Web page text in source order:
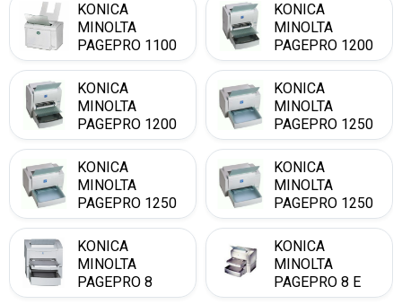
KONICA
MINOLTA
PAGEPRO 1100
L
KONICA
MINOLTA
PAGEPRO 1200
KONICA
MINOLTA
PAGEPRO 1200
W
KONICA
MINOLTA
PAGEPRO 1250
KONICA
MINOLTA
PAGEPRO 1250
E
KONICA
MINOLTA
PAGEPRO 1250
W
KONICA
MINOLTA
PAGEPRO 8
KONICA
MINOLTA
PAGEPRO 8 E